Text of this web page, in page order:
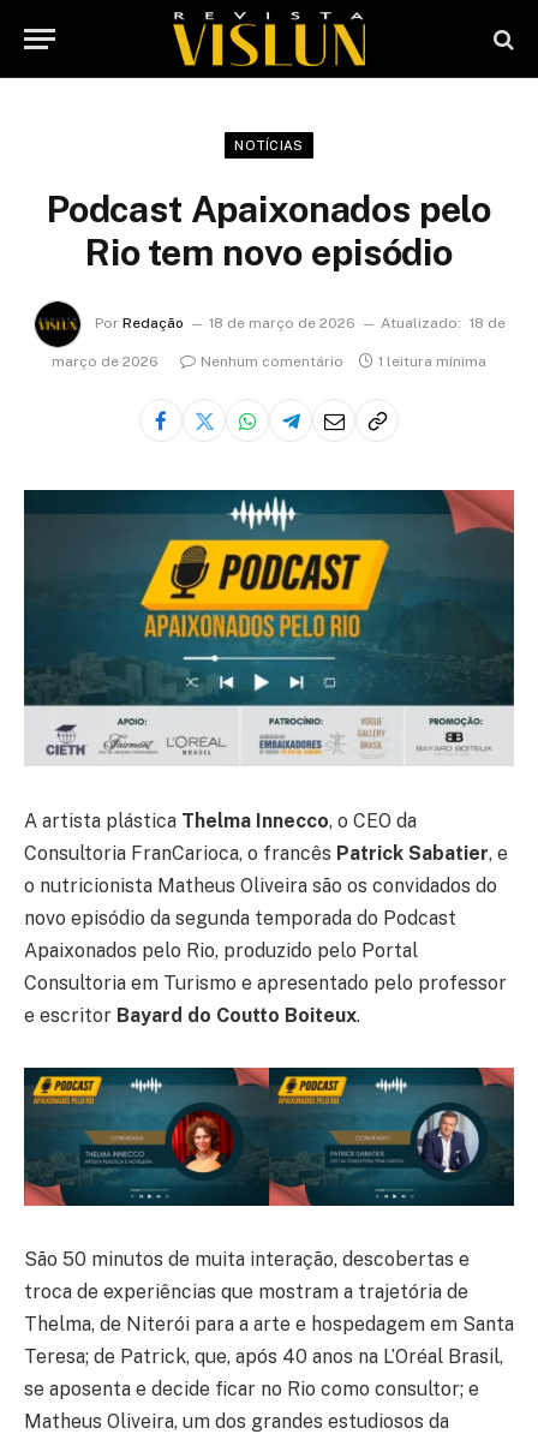
NOTÍCIAS
Podcast Apaixonados pelo
Rio tem novo episódio
Por Redação 18 de março de 2026 Atualizado: 18 de
março de 2026 Nenhum comentário 1 leitura mínima
A artista plástica Thelma Innecco, o CEO da
Consultoria FranCarioca, o francês Patrick Sabatier, e
o nutricionista Matheus Oliveira são os convidados do
novo episódio da segunda temporada do Podcast
Apaixonados pelo Rio, produzido pelo Portal
Consultoria em Turismo e apresentado pelo professor
e escritor Bayard do Coutto Boiteux.
São 50 minutos de muita interação, descobertas e
troca de experiências que mostram a trajetória de
Thelma, de Niterói para a arte e hospedagem em Santa
Teresa; de Patrick, que, após 40 anos na L’Oréal Brasil,
se aposenta e decide ficar no Rio como consultor; e
Matheus Oliveira, um dos grandes estudiosos da